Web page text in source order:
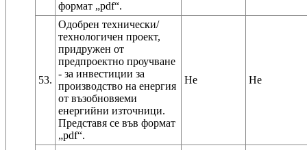
53.
Одобрен технически/
технологичен проект,
придружен от
предпроектно проучване
- за инвестиции за
производство на енергия
от възобновяеми
енергийни източници.
Представя се във формат
Не Не